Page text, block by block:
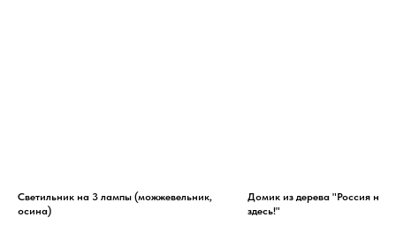
Светильник на 3 лампы (можжевельник,
осина)
Домик из дерева "Россия
здесь!"